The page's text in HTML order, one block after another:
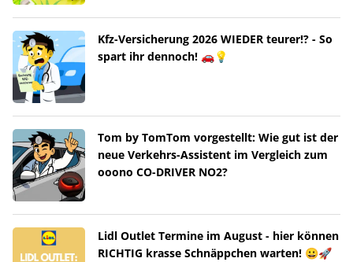
Kfz-Versicherung 2026 WIEDER teurer!? - So
spart ihr dennoch! 🚗💡
Tom by TomTom vorgestellt: Wie gut ist der
neue Verkehrs-Assistent im Vergleich zum
ooono CO-DRIVER NO2?
Lidl Outlet Termine im August - hier können
RICHTIG krasse Schnäppchen warten! 😀🚀